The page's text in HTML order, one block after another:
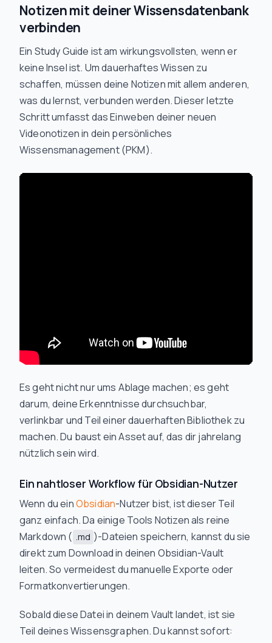
Notizen mit deiner Wissensdatenbank
verbinden
Ein Study Guide ist am wirkungsvollsten, wenn er
keine Insel ist. Um dauerhaftes Wissen zu
schaffen, müssen deine Notizen mit allem anderen,
was du lernst, verbunden werden. Dieser letzte
Schritt umfasst das Einweben deiner neuen
Videonotizen in dein persönliches
Wissensmanagement (PKM).
Es geht nicht nur ums Ablage machen; es geht
darum, deine Erkenntnisse durchsuchbar,
verlinkbar und Teil einer dauerhaften Bibliothek zu
machen. Du baust ein Asset auf, das dir jahrelang
nützlich sein wird.
Ein nahtloser Workflow für Obsidian-Nutzer
Wenn du einObsidian-Nutzer bist, ist dieser Teil
ganz einfach. Da einige Tools Notizen als reine
Markdown ( .md )-Dateien speichern, kannst du sie
direkt zum Download in deinen Obsidian-Vault
leiten. So vermeidest du manuelle Exporte oder
Formatkonvertierungen.
Sobald diese Datei in deinem Vault landet, ist sie
Teil deines Wissensgraphen. Du kannst sofort: